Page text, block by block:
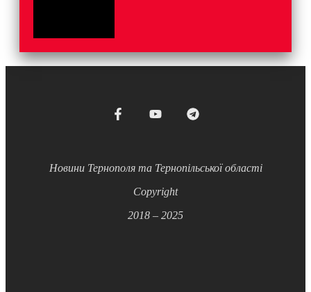
Новини Тернополя та Тернопільської області
Copyright
2018 – 2025